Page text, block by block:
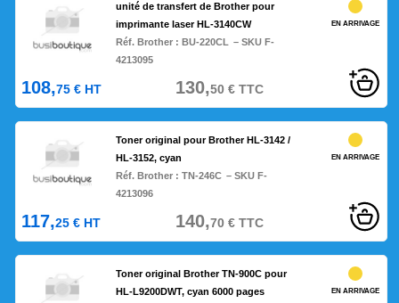
unité de transfert de Brother pour
imprimante laser HL-3140CW
Réf. Brother :BU-220CL – SKU F-
4213095
EN ARRIVAGE
108,75 € HT 130,50€TTC
Toner original pour Brother HL-3142 /
HL-3152, cyan
Réf. Brother :TN-246C – SKU F-
4213096
EN ARRIVAGE
117,25 € HT 140,70€TTC
Toner original Brother TN-900C pour
HL-L9200DWT, cyan 6000 pages
EN ARRIVAGE